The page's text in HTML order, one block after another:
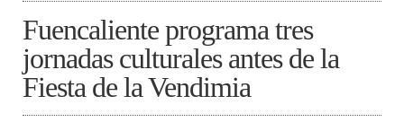
Fuencaliente programa tres
jornadas culturales antes de la
Fiesta de la Vendimia